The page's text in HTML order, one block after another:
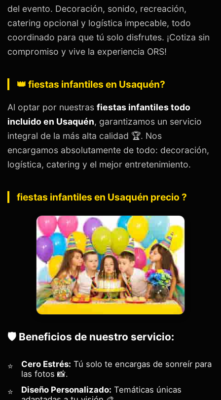
del evento. Decoración, sonido, recreación,
catering opcional y logística impecable, todo
coordinado para que tú solo disfrutes. ¡Cotiza sin
compromiso y vive la experiencia ORS!
👑 fiestas infantiles en Usaquén?
Al optar por nuestras fiestas infantiles todo
incluido en Usaquén, garantizamos un servicio
integral de la más alta calidad 🏆. Nos
encargamos absolutamente de todo: decoración,
logística, catering y el mejor entretenimiento.
fiestas infantiles en Usaquén precio ?
🛡️ Beneficios de nuestro servicio:
Cero Estrés: Tú solo te encargas de sonreír para
las fotos 📸.
Diseño Personalizado: Temáticas únicas